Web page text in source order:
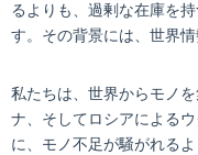
るよりも、過剰な在庫を
す。その背景には、世界情
私たちは、世界からモノ
ナ、そしてロシアによる
に、モノ不足が騒がれる